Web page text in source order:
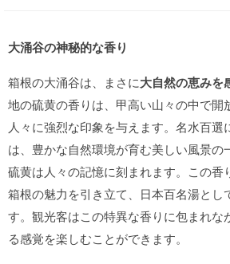
大涌谷の神秘的な香り
箱根の大涌谷は、まさに大自然の恵みを
地の硫黄の香りは、甲高い山々の中で開
人々に強烈な印象を与えます。名水百選
は、豊かな自然環境が育む美しい風景の
硫黄は人々の記憶に刻まれます。この香
箱根の魅力を引き立て、日本百名湯とし
す。観光客はこの特異な香りに包まれな
る感覚を楽しむことができます。